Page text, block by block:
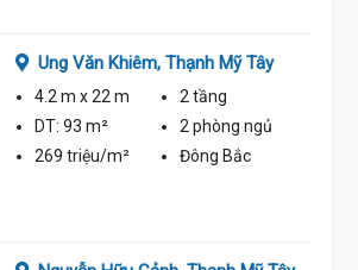
Ung Văn Khiêm, Thạnh Mỹ Tây
4.2 m x 22 m
2 tầng
DT: 93 m² 2 phòng ngủ
269 triệu/m²
Đông Bắc